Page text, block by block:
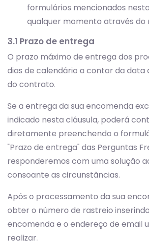
formulários mencionados
qualquer momento através do
3.1 Prazo de entrega
O prazo máximo de entrega dos
dias de calendário a contar da data
do contrato.
Se a entrega da sua encomenda
indicado nesta cláusula, poderá
diretamente preenchendo o
"Prazo de entrega" das Perguntas
responderemos com uma solução
consoante as circunstâncias.
Após o processamento da sua
obter o número de rastreio
encomenda e o endereço de email
realizar.